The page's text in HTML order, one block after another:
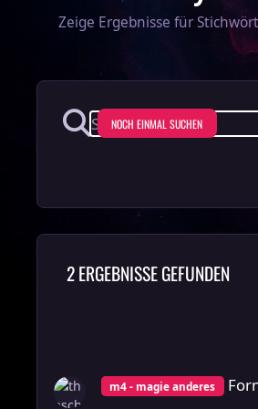
Zeige Ergebnisse für
NOCH EINMAL SUCHEN
2 ERGEBNISSE GEFUNDEN
m4 - magie anderes